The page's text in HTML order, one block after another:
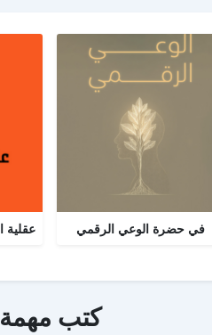
في حضرة الوعي الرقمي
كتب مهمة